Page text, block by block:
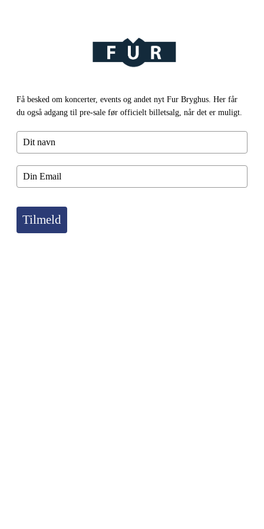
Få besked om koncerter, events og andet nyt Fur Bryghus. Her får
du også adgang til pre-sale før officielt billetsalg, når det er muligt.
Tilmeld